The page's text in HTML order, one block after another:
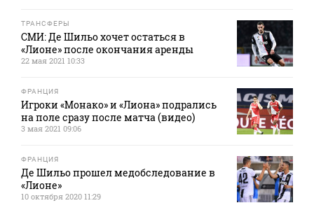
ТРАНСФЕРЫ
СМИ: Де Шильо хочет остаться в
«Лионе» после окончания аренды
22 мая 2021 10:33
ФРАНЦИЯ
Игроки «Монако» и «Лиона» подрались
на поле сразу после матча (видео)
3 мая 2021 09:06
ФРАНЦИЯ
Де Шильо прошел медобследование в
«Лионе»
10 октября 2020 11:29